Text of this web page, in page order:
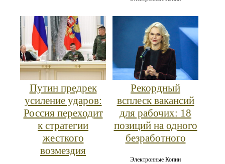
Путин предрек
усиление ударов:
Россия переходит
к стратегии
жесткого
возмездия
Рекордный
всплеск вакансий
для рабочих: 18
позиций на одного
безработного
Электронные Копии